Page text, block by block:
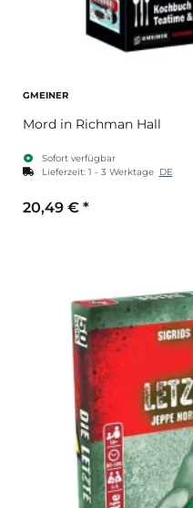
GMEINER
Mord in Richman Hall
Sofort verfügbar
Lieferzeit: 1 - 3 Werktage DE
20,49 € *